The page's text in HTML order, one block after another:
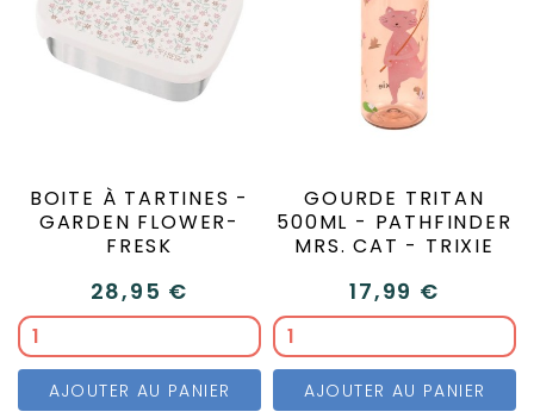
BOITE À TARTINES -
GARDEN FLOWER-
FRESK
28,95 €
AJOUTER AU PANIER
GOURDE TRITAN
500ML - PATHFINDER
MRS. CAT - TRIXIE
17,99 €
AJOUTER AU PANIER